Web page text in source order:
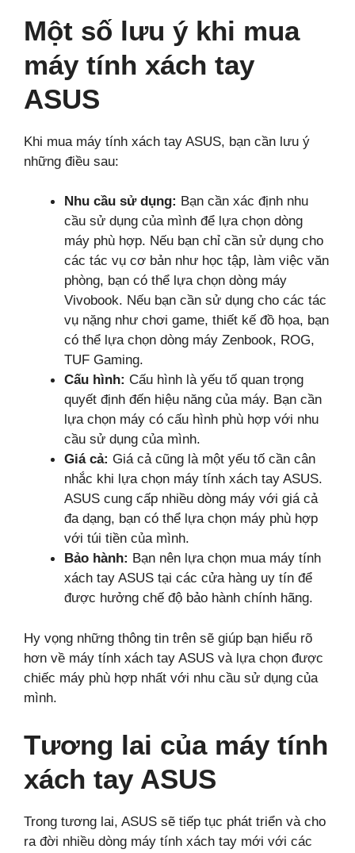
Một số lưu ý khi mua
máy tính xách tay
ASUS
Khi mua máy tính xách tay ASUS, bạn cần lưu ý
những điều sau:
Nhu cầu sử dụng: Bạn cần xác định nhu
cầu sử dụng của mình để lựa chọn dòng
máy phù hợp. Nếu bạn chỉ cần sử dụng cho
các tác vụ cơ bản như học tập, làm việc văn
phòng, bạn có thể lựa chọn dòng máy
Vivobook. Nếu bạn cần sử dụng cho các tác
vụ nặng như chơi game, thiết kế đồ họa, bạn
có thể lựa chọn dòng máy Zenbook, ROG,
TUF Gaming.
Cấu hình: Cấu hình là yếu tố quan trọng
quyết định đến hiệu năng của máy. Bạn cần
lựa chọn máy có cấu hình phù hợp với nhu
cầu sử dụng của mình.
Giá cả: Giá cả cũng là một yếu tố cần cân
nhắc khi lựa chọn máy tính xách tay ASUS.
ASUS cung cấp nhiều dòng máy với giá cả
đa dạng, bạn có thể lựa chọn máy phù hợp
với túi tiền của mình.
Bảo hành: Bạn nên lựa chọn mua máy tính
xách tay ASUS tại các cửa hàng uy tín để
được hưởng chế độ bảo hành chính hãng.
Hy vọng những thông tin trên sẽ giúp bạn hiểu rõ
hơn về máy tính xách tay ASUS và lựa chọn được
chiếc máy phù hợp nhất với nhu cầu sử dụng của
mình.
Tương lai của máy tính
xách tay ASUS
Trong tương lai, ASUS sẽ tiếp tục phát triển và cho
ra đời nhiều dòng máy tính xách tay mới với các